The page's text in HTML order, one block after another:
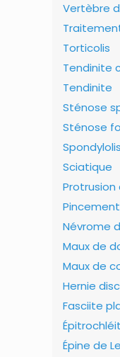
Vertèbre
Torticolis
Tendinite
Tendinite
Sténose
Sténose
Sciatique
Protrusion
Névrome
Maux de
Maux de
Hernie
Fasciite
Épine de